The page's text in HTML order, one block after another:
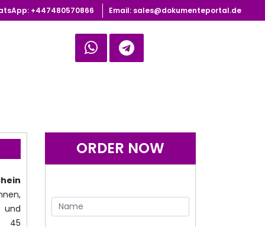
+447480570866‬‬ Email: sales@dokumenteportal.de
45
ORDER NOW